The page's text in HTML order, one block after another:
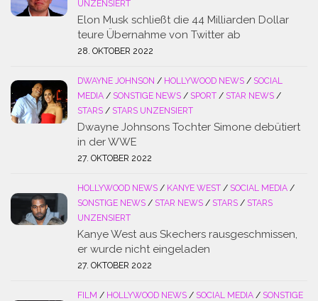
UNZENSIERT
Elon Musk schließt die 44 Milliarden Dollar
teure Übernahme von Twitter ab
28. OKTOBER 2022
DWAYNE JOHNSON / HOLLYWOOD NEWS / SOCIAL
MEDIA / SONSTIGE NEWS / SPORT / STAR NEWS /
STARS / STARS UNZENSIERT
Dwayne Johnsons Tochter Simone debütiert
in der WWE
27. OKTOBER 2022
HOLLYWOOD NEWS / KANYE WEST / SOCIAL MEDIA /
SONSTIGE NEWS / STAR NEWS / STARS / STARS
UNZENSIERT
Kanye West aus Skechers rausgeschmissen,
er wurde nicht eingeladen
27. OKTOBER 2022
FILM / HOLLYWOOD NEWS / SOCIAL MEDIA / SONSTIGE